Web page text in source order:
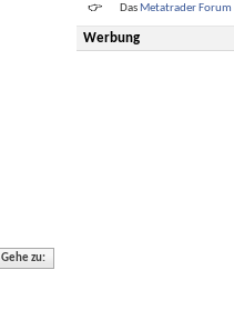
Das Metatrader Forum
Werbung
Gehe zu: